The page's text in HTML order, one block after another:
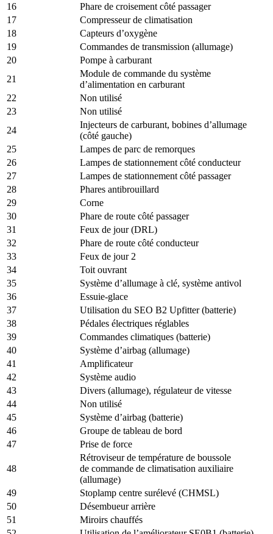
16
Phare de croisement côté passager
17
Compresseur de climatisation
18
Capteurs d’oxygène
19
Commandes de transmission (allumage)
20
Pompe à carburant
21
Module de commande du système
d’alimentation en carburant
22
Non utilisé
23
Non utilisé
24
Injecteurs de carburant, bobines d’allumage
(côté gauche)
25
Lampes de parc de remorques
26
Lampes de stationnement côté conducteur
27
Lampes de stationnement côté passager
28
Phares antibrouillard
29
Corne
30
Phare de route côté passager
31
Feux de jour (DRL)
32
Phare de route côté conducteur
33
Feux de jour 2
34
Toit ouvrant
35
Système d’allumage à clé, système antivol
36
Essuie-glace
37
Utilisation du SEO B2 Upfitter (batterie)
38
Pédales électriques réglables
39
Commandes climatiques (batterie)
40
Système d’airbag (allumage)
41
Amplificateur
42
Système audio
43
Divers (allumage), régulateur de vitesse
44
Non utilisé
45
Système d’airbag (batterie)
46
Groupe de tableau de bord
47
Prise de force
48
Rétroviseur de température de boussole
de commande de climatisation auxiliaire
(allumage)
49
Stoplamp centre surélevé (CHMSL)
50
Désembueur arrière
51
Miroirs chauffés